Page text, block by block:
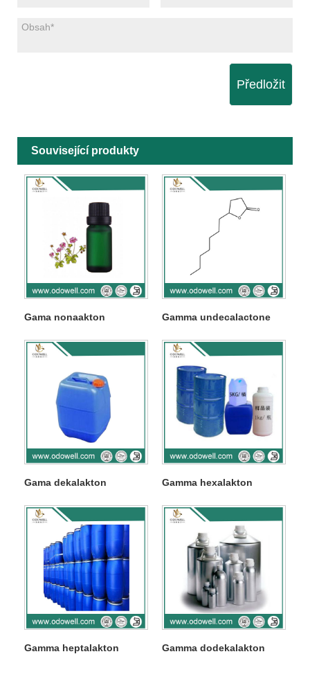
Předložit
Související produkty
Gama nonaakton Gamma undecalactone
Gama dekalakton Gamma hexalakton
Gamma heptalakton Gamma dodekalakton